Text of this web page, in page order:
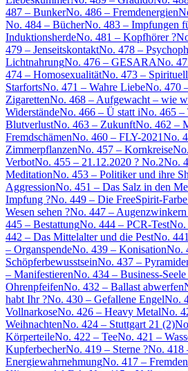
487 – BunkerNo. 486 – Fremdenergien
No. 484 – BücherNo. 483 – Impfungen
InduktionsherdeNo. 481 – Kopfhörer ?
479 – JenseitskontaktNo. 478 –
LichtnahrungNo. 476 – GESARANo.
474 – HomosexualitätNo. 473 –
StarfortsNo. 471 – Wahre LiebeNo. 470
ZigarettenNo. 468 – Aufgewacht – wie
WiderständeNo. 466 – Ü statt iNo. 465 –
BlutverlustNo. 463 – ZukunftNo. 462 –
FremdschämenNo. 460 – FLY-2021No.
ZimmerpflanzenNo. 457 – Kornkreise
VerbotNo. 455 – 21.12.2020 ? No.2No.
MeditationNo. 453 – Politiker und ihre
AggressionNo. 451 – Das Salz in den
Impfung ?No. 449 – Die FreeSpirit-
Wesen sehen ?No. 447 – Augenzwinkern
445 – BestattungNo. 444 – PCR-TestNo.
442 – Das Mittelalter und die PestNo.
– OrganspendeNo. 439 – KonisationNo.
SchöpferbewusstseinNo. 437 –
– ManifestierenNo. 434 – Business-Seele
OhrenpfeifenNo. 432 – Ballast abwerfen
habt Ihr ?No. 430 – Gefallene EngelNo.
VollnarkoseNo. 426 – Heavy MetalNo.
WeihnachtenNo. 424 – Stuttgart 21 (2)
KörperteileNo. 422 – TeeNo. 421 –
KupferbecherNo. 419 – Sterne ?No. 418
EnergiewahrnehmungNo. 417 –